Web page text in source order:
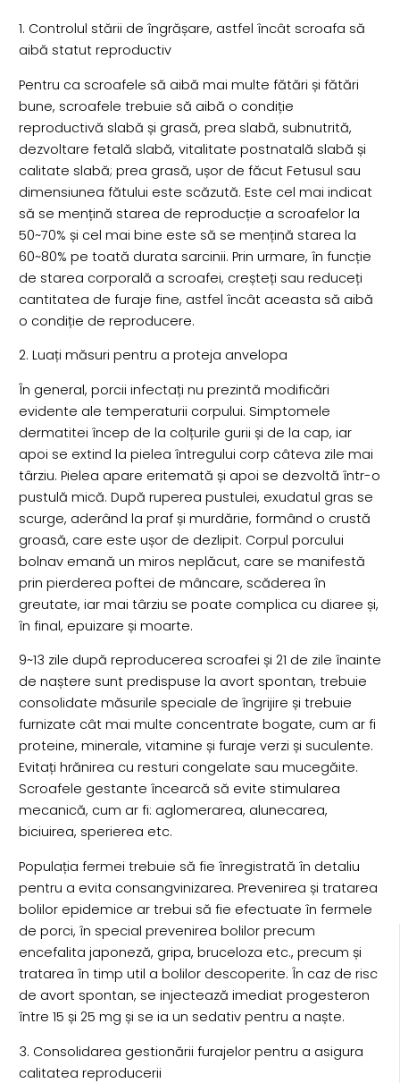
1. Controlul stării de îngrășare, astfel încât scroafa să
aibă statut reproductiv
Pentru ca scroafele să aibă mai multe fătări și fătări
bune, scroafele trebuie să aibă o condiție
reproductivă slabă și grasă, prea slabă, subnutrită,
dezvoltare fetală slabă, vitalitate postnatală slabă și
calitate slabă; prea grasă, ușor de făcut Fetusul sau
dimensiunea fătului este scăzută. Este cel mai indicat
să se mențină starea de reproducție a scroafelor la
50~70% și cel mai bine este să se mențină starea la
60~80% pe toată durata sarcinii. Prin urmare, în funcție
de starea corporală a scroafei, creșteți sau reduceți
cantitatea de furaje fine, astfel încât aceasta să aibă
o condiție de reproducere.
2. Luați măsuri pentru a proteja anvelopa
În general, porcii infectați nu prezintă modificări
evidente ale temperaturii corpului. Simptomele
dermatitei încep de la colțurile gurii și de la cap, iar
apoi se extind la pielea întregului corp câteva zile mai
târziu. Pielea apare eritemată și apoi se dezvoltă într-o
pustulă mică. După ruperea pustulei, exudatul gras se
scurge, aderând la praf și murdărie, formând o crustă
groasă, care este ușor de dezlipit. Corpul porcului
bolnav emană un miros neplăcut, care se manifestă
prin pierderea poftei de mâncare, scăderea în
greutate, iar mai târziu se poate complica cu diaree și,
în final, epuizare și moarte.
9~13 zile după reproducerea scroafei și 21 de zile înainte
de naștere sunt predispuse la avort spontan, trebuie
consolidate măsurile speciale de îngrijire și trebuie
furnizate cât mai multe concentrate bogate, cum ar fi
proteine, minerale, vitamine și furaje verzi și suculente.
Evitați hrănirea cu resturi congelate sau mucegăite.
Scroafele gestante încearcă să evite stimularea
mecanică, cum ar fi: aglomerarea, alunecarea,
biciuirea, sperierea etc.
Populația fermei trebuie să fie înregistrată în detaliu
pentru a evita consangvinizarea. Prevenirea și tratarea
bolilor epidemice ar trebui să fie efectuate în fermele
de porci, în special prevenirea bolilor precum
encefalita japoneză, gripa, bruceloza etc., precum și
tratarea în timp util a bolilor descoperite. În caz de risc
de avort spontan, se injectează imediat progesteron
între 15 și 25 mg și se ia un sedativ pentru a naște.
3. Consolidarea gestionării furajelor pentru a asigura
calitatea reproducerii